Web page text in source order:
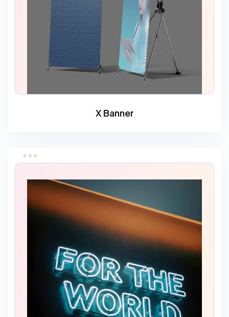
X Banner